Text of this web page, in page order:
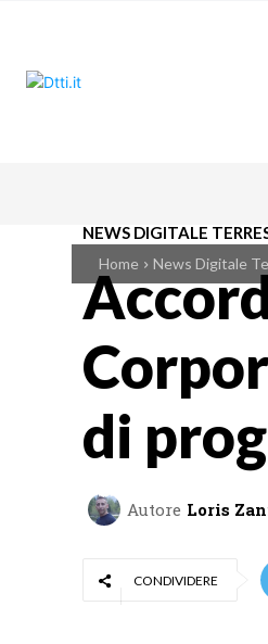
Home News Digitale
NEWS DIGITALE
di
Autore Loris
CONDIVIDERE